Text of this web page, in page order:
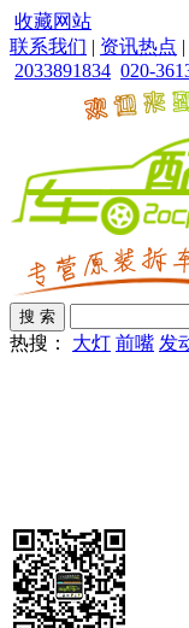
收藏网站
联系我们 | 资讯热点 |
2033891834 020-
热搜： 大灯 前嘴 发